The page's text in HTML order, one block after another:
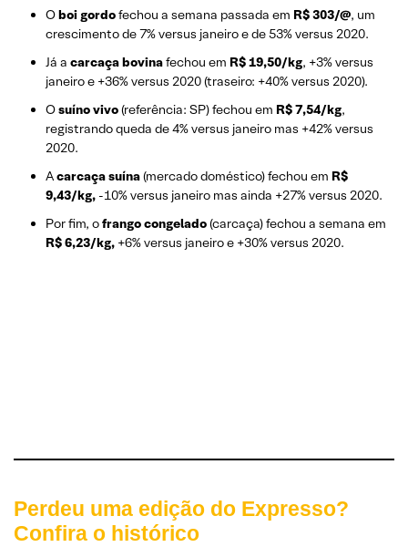
Oboi gordofechou a semana passada em R$ 303/@, um
crescimento de 7% versus janeiro e de 53% versus 2020.
Já a carcaça bovinafechou em R$ 19,50/kg, +3% versus
janeiro e +36% versus 2020 (traseiro: +40% versus 2020).
Osuíno vivo(referência: SP) fechou em R$ 7,54/kg,
registrando queda de 4% versus janeiro mas +42% versus
2020.
Acarcaça suína(mercado doméstico) fechou em R$
9,43/kg, -10% versus janeiro mas ainda +27% versus 2020.
Por fim, ofrango congelado(carcaça) fechou a semana em
R$ 6,23/kg, +6% versus janeiro e +30% versus 2020.
Perdeu uma edição do Expresso?
Confira o histórico